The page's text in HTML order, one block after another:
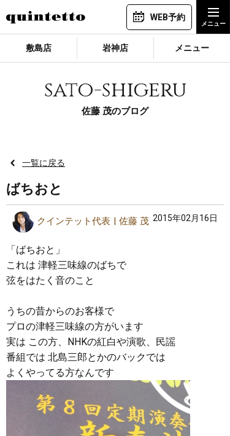
WEB予約
敷島店 岩神店 メニュー
sato-shigeru
佐藤 茂のブログ
一覧に戻る
ばちおと
クインテット代表 佐藤 茂 2015年02月16日
「ばちおと」
これは 津軽三味線のばちで
弦をはたく音のこと
うちの昔からのお客様で
プロの津軽三味線の方がいます
実は この方、NHKの紅白や演歌、民謡
番組では 北島三郎とかのバックでは
よくやってる方なんです